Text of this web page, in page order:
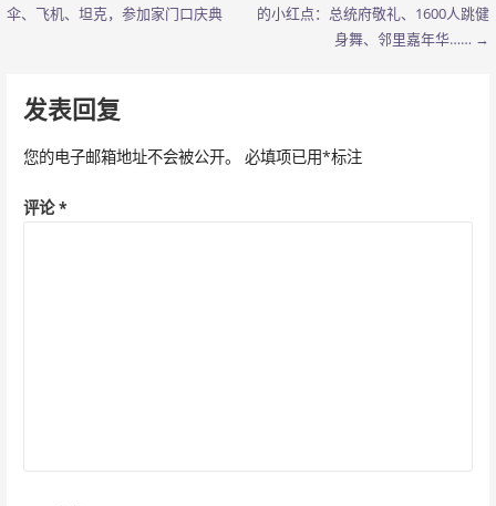
航
伞、飞机、坦克，参加家门口庆典
的小红点：总统府敬礼、1600人跳健
身舞、邻里嘉年华…… →
发表回复
您的电子邮箱地址不会被公开。 必填项已用*标注
评论*